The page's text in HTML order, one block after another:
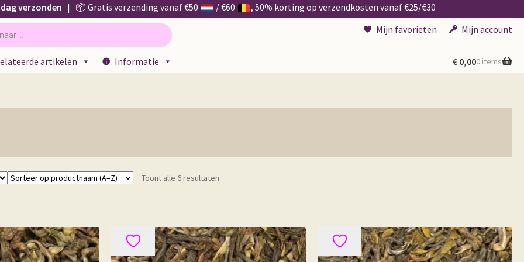
verzonden | 📦 Gratis verzending vanaf €50 / €60
, 50% korting op verzendkosten vanaf €25/€30
Mijn favorieten Mijn account
artikelen Informatie € 0,000 items
Toont alle 6 resultaten